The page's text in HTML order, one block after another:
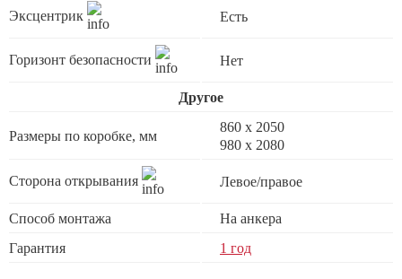
Эксцентрик Есть
Горизонт безопасности Нет
Другое
Размеры по коробке, мм
860 х 2050
980 x 2080
Сторона открывания Левое/правое
Способ монтажа
На анкера
Гарантия
1 год